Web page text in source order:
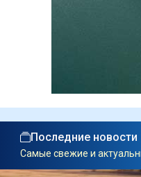
Последние новости
Самые свежие и